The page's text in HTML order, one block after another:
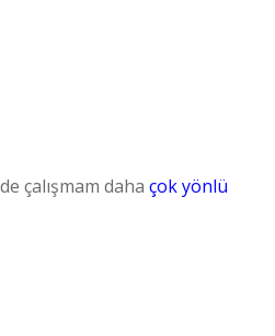
çalışmam daha çok yönlü